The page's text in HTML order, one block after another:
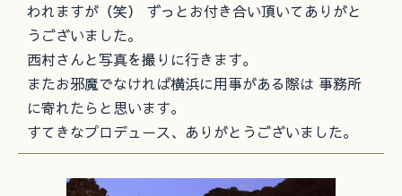
われますが（笑） ずっとお付き合い頂いてありがと
うございました。
西村さんと写真を撮りに行きます。
またお邪魔でなければ横浜に用事がある際は 事務所
に寄れたらと思います。
すてきなプロデュース、ありがとうございました。